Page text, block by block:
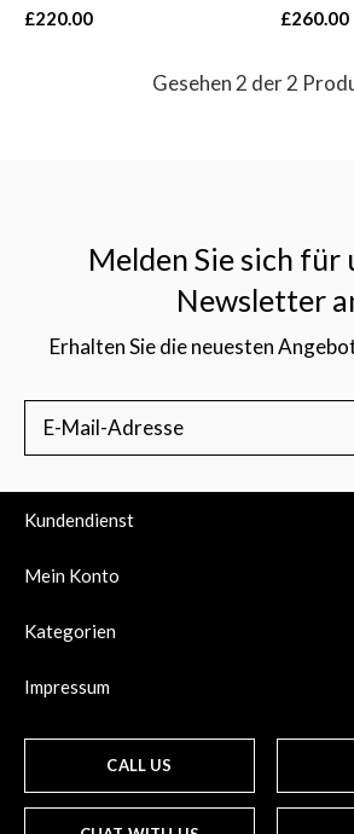
£220.00
£260.00
Gesehen 2 der 2
Melden Sie sich für
Newsletter
Erhalten Sie die neuesten
Kundendienst
Mein Konto
Kategorien
Impressum
CALL US